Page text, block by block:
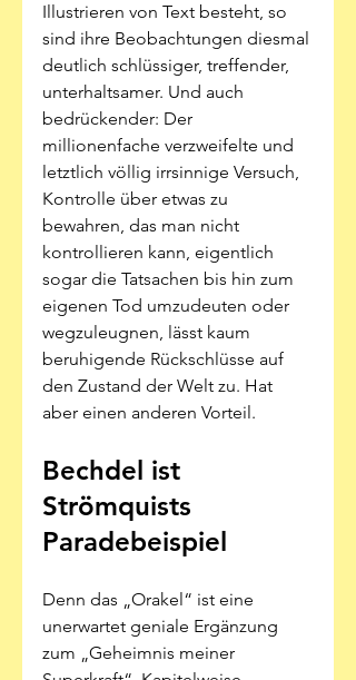
Illustrieren von Text besteht, so
sind ihre Beobachtungen diesmal
deutlich schlüssiger, treffender,
unterhaltsamer. Und auch
bedrückender: Der
millionenfache verzweifelte und
letztlich völlig irrsinnige Versuch,
Kontrolle über etwas zu
bewahren, das man nicht
kontrollieren kann, eigentlich
sogar die Tatsachen bis hin zum
eigenen Tod umzudeuten oder
wegzuleugnen, lässt kaum
beruhigende Rückschlüsse auf
den Zustand der Welt zu. Hat
aber einen anderen Vorteil.
Bechdel ist
Strömquists
Paradebeispiel
Denn das „Orakel“ ist eine
unerwartet geniale Ergänzung
zum „Geheimnis meiner